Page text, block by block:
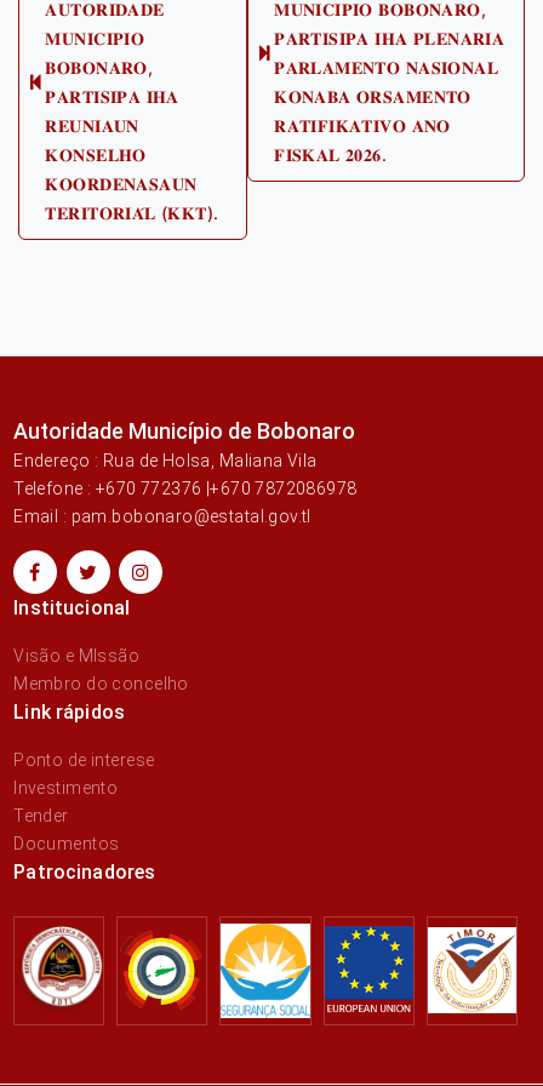
Previous
post:
𝐀𝐔𝐓𝐎𝐑𝐈𝐃𝐀𝐃𝐄
𝐌𝐔𝐍𝐈𝐂𝐈𝐏𝐈𝐎
𝐁𝐎𝐁𝐎𝐍𝐀𝐑𝐎,
𝐏𝐀𝐑𝐓𝐈𝐒𝐈𝐏𝐀 𝐈𝐇𝐀
𝐑𝐄𝐔𝐍𝐈𝐀𝐔𝐍
𝐊𝐎𝐍𝐒𝐄𝐋𝐇𝐎
𝐊𝐎𝐎𝐑𝐃𝐄𝐍𝐀𝐒𝐀𝐔𝐍
𝐓𝐄𝐑𝐈𝐓𝐎𝐑𝐈𝐀́𝐋 (𝐊𝐊𝐓).
Next
post:
𝐌𝐔𝐍𝐈𝐂𝐈𝐏𝐈𝐎 𝐁𝐎𝐁𝐎𝐍𝐀𝐑𝐎,
𝐏𝐀𝐑𝐓𝐈𝐒𝐈𝐏𝐀 𝐈𝐇𝐀 𝐏𝐋𝐄𝐍𝐀𝐑𝐈𝐀
𝐏𝐀𝐑𝐋𝐀𝐌𝐄𝐍𝐓𝐎 𝐍𝐀𝐒𝐈𝐎𝐍𝐀𝐋
𝐊𝐎𝐍𝐀𝐁𝐀 𝐎𝐑𝐒𝐀𝐌𝐄𝐍𝐓𝐎
𝐑𝐀𝐓𝐈𝐅𝐈𝐊𝐀𝐓𝐈𝐕𝐎 𝐀𝐍𝐎
𝐅𝐈𝐒𝐊𝐀𝐋 𝟐𝟎𝟐𝟔.
Autoridade Município de Bobonaro
Endereço : Rua de Holsa, Maliana Vila
Telefone : +670 772376 |+670 7872086978
Email : pam.bobonaro@estatal.gov.tl
Institucional
Visão e MIssão
Membro do concelho
Link rápidos
Ponto de interese
Investimento
Tender
Documentos
Patrocinadores